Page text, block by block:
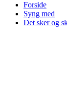
Forside
Syng med
Det sker og